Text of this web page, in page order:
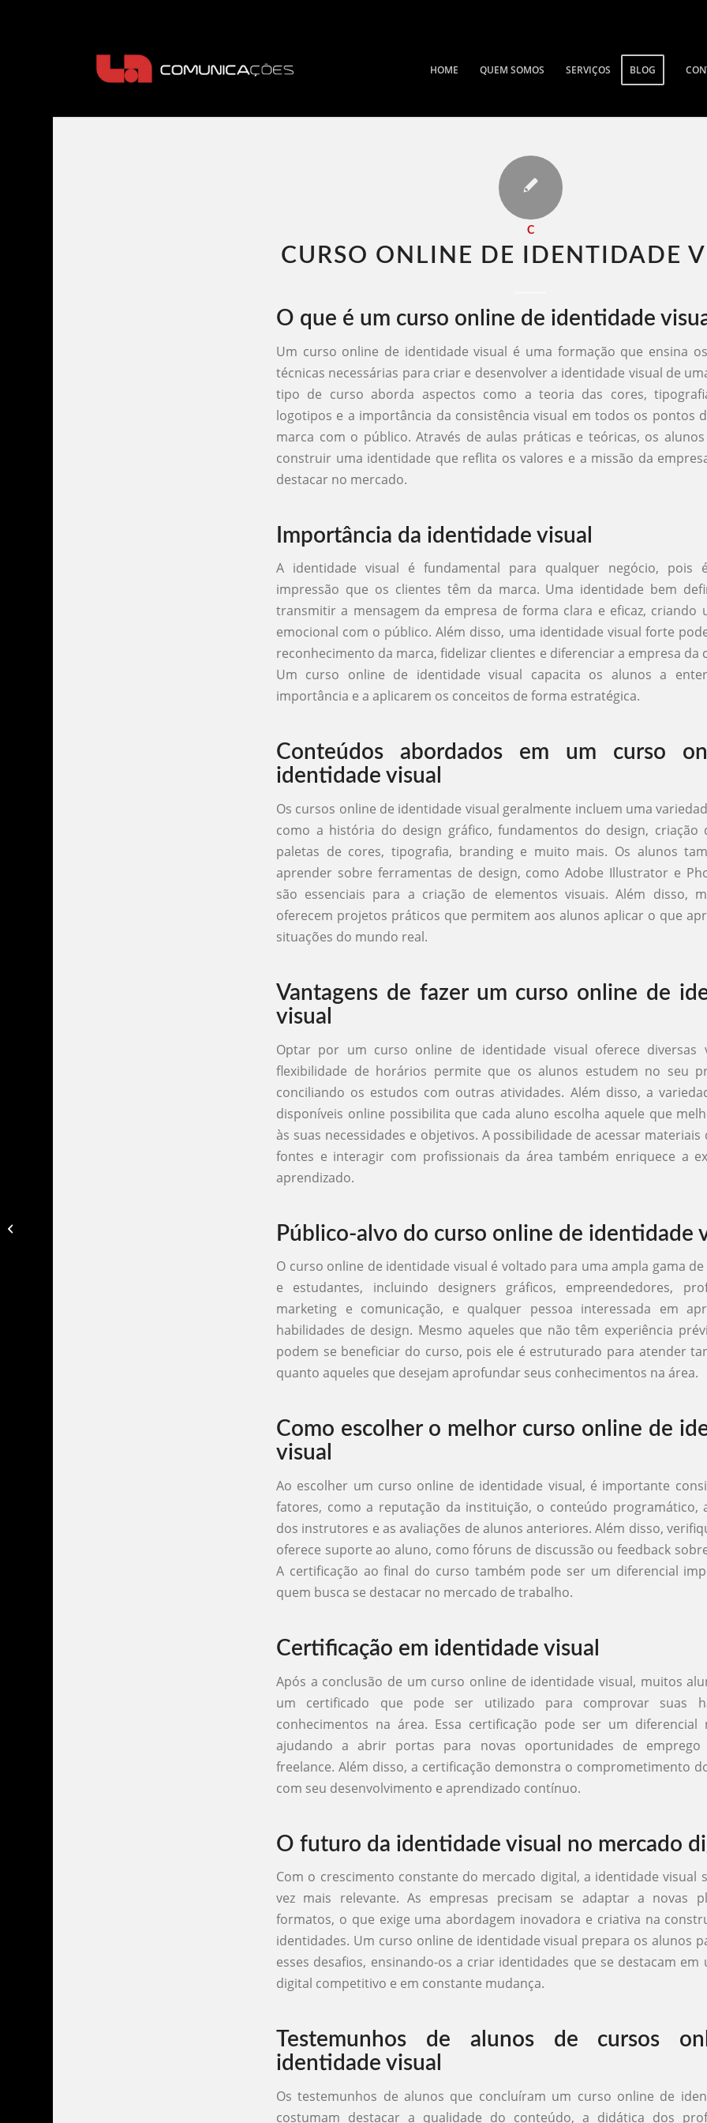
HOME QUEM SOMOS SERVIÇOS BLOG
C
CURSO ONLINE DE IDENTIDADE
O que é um curso online de identidade
Um curso online de identidade visual é uma formação que ensina
técnicas necessárias para criar e desenvolver a identidade visual de
tipo de curso aborda aspectos como a teoria das cores,
logotipos e a importância da consistência visual em todos os pontos
marca com o público. Através de aulas práticas e teóricas, os
construir uma identidade que reflita os valores e a missão da
destacar no mercado.
Importância da identidade visual
A identidade visual é fundamental para qualquer negócio, pois
impressão que os clientes têm da marca. Uma identidade bem
transmitir a mensagem da empresa de forma clara e eficaz, criando
emocional com o público. Além disso, uma identidade visual forte
reconhecimento da marca, fidelizar clientes e diferenciar a empresa da
Um curso online de identidade visual capacita os alunos a
importância e a aplicarem os conceitos de forma estratégica.
Conteúdos abordados em um curso
identidade visual
Os cursos online de identidade visual geralmente incluem uma
como a história do design gráfico, fundamentos do design, criação
paletas de cores, tipografia, branding e muito mais. Os alunos
aprender sobre ferramentas de design, como Adobe Illustrator e
são essenciais para a criação de elementos visuais. Além disso,
oferecem projetos práticos que permitem aos alunos aplicar o que
situações do mundo real.
Vantagens de fazer um curso online de
visual
Optar por um curso online de identidade visual oferece diversas
flexibilidade de horários permite que os alunos estudem no seu
conciliando os estudos com outras atividades. Além disso, a
disponíveis online possibilita que cada aluno escolha aquele que
às suas necessidades e objetivos. A possibilidade de acessar materiais
fontes e interagir com profissionais da área também enriquece a
aprendizado.
Público-alvo do curso online de identidade
O curso online de identidade visual é voltado para uma ampla gama
e estudantes, incluindo designers gráficos, empreendedores,
marketing e comunicação, e qualquer pessoa interessada em
habilidades de design. Mesmo aqueles que não têm experiência
podem se beneficiar do curso, pois ele é estruturado para atender
quanto aqueles que desejam aprofundar seus conhecimentos na área.
Como escolher o melhor curso online de
visual
Ao escolher um curso online de identidade visual, é importante
fatores, como a reputação da instituição, o conteúdo programático,
dos instrutores e as avaliações de alunos anteriores. Além disso,
oferece suporte ao aluno, como fóruns de discussão ou feedback
A certificação ao final do curso também pode ser um diferencial
quem busca se destacar no mercado de trabalho.
Certificação em identidade visual
Após a conclusão de um curso online de identidade visual, muitos
um certificado que pode ser utilizado para comprovar suas
conhecimentos na área. Essa certificação pode ser um diferencial
ajudando a abrir portas para novas oportunidades de
freelance. Além disso, a certificação demonstra o comprometimento
com seu desenvolvimento e aprendizado contínuo.
O futuro da identidade visual no mercado
Com o crescimento constante do mercado digital, a identidade visual
vez mais relevante. As empresas precisam se adaptar a novas
formatos, o que exige uma abordagem inovadora e criativa na
identidades. Um curso online de identidade visual prepara os alunos
esses desafios, ensinando-os a criar identidades que se destacam em
digital competitivo e em constante mudança.
Testemunhos de alunos de cursos
identidade visual
Os testemunhos de alunos que concluíram um curso online de
costumam destacar a qualidade do conteúdo, a didática dos